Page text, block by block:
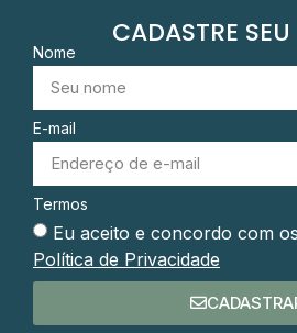
CADASTRE
Nome
E-mail
Termos
Eu aceito e concordo com os
Política de Privacidade